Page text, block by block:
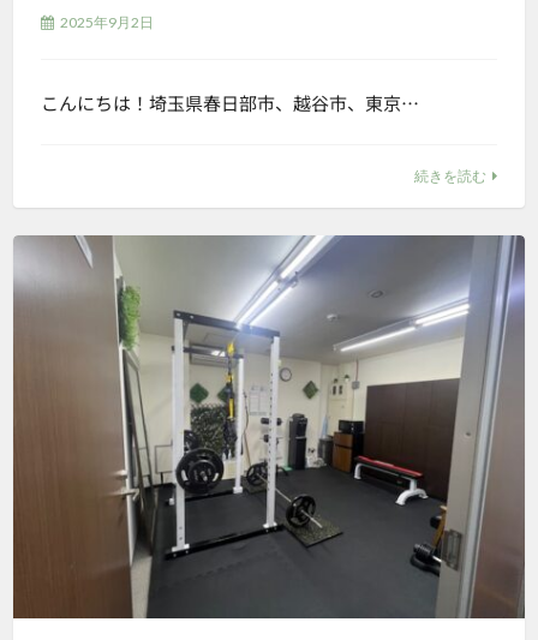
2025年9月2日
こんにちは！埼玉県春日部市、越谷市、東京…
続きを読む